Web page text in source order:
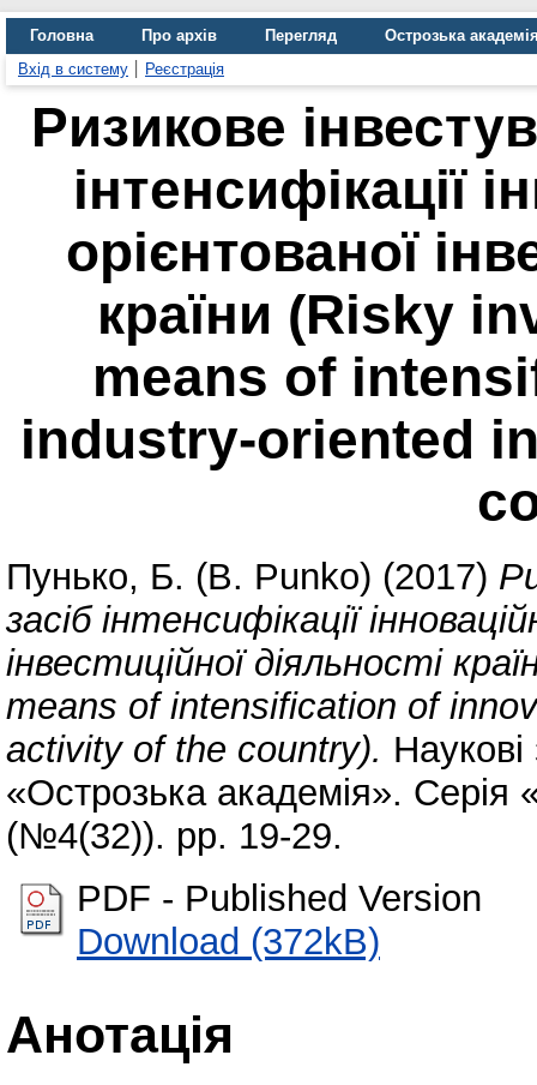
Головна Про архів Перегляд
Острозька
Вхід в систему
Реєстрація
Ризикове
інтенсифікації
орієнтованої
країни (Risky
means of
industry-oriented
Пунько, Б. (B. Punko) (2017)
засіб інтенсифікації
інвестиційної діяльності
means of intensification of
activity of the country).
«Острозька академія». Серія
(№4(32)). pp. 19-29.
PDF - Published Version
Download (372kB)
Анотація